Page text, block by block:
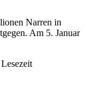
Narren in
Am 5. Januar